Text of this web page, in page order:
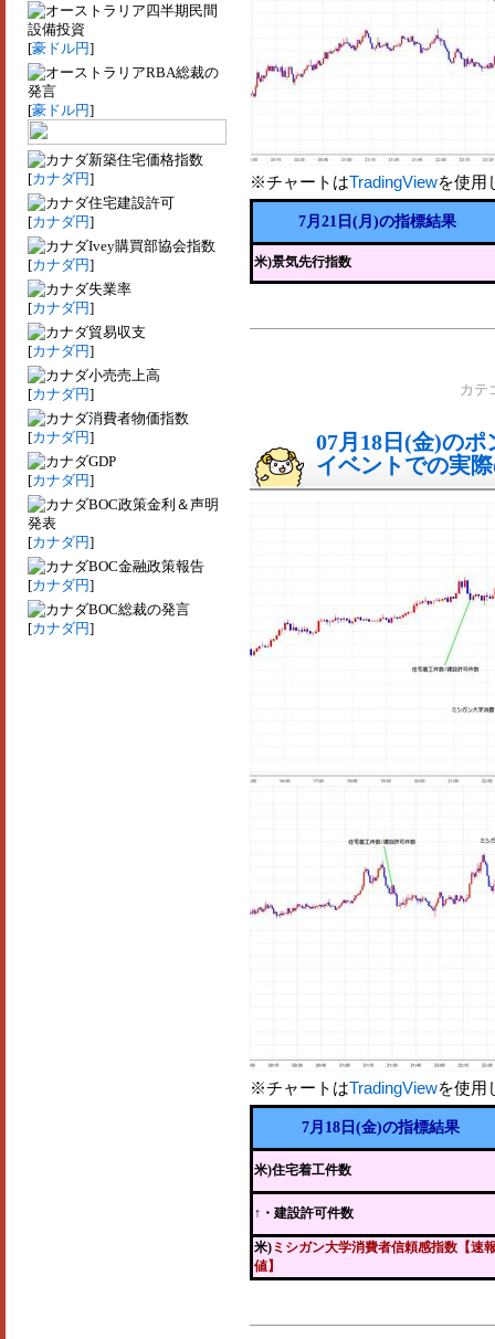
四半期民間
設備投資
[豪ドル円]
RBA総裁の
発言
[豪ドル円]
新築住宅価格指数
[カナダ円]
住宅建設許可
[カナダ円]
Ivey購買部協会指数
[カナダ円]
失業率
[カナダ円]
貿易収支
[カナダ円]
小売売上高
[カナダ円]
消費者物価指数
[カナダ円]
GDP
[カナダ円]
BOC政策金利＆声明
発表
[カナダ円]
BOC金融政策報告
[カナダ円]
BOC総裁の発言
[カナダ円]
※チャートはTradingViewを使用
7月21日(月)の指標結果
米)景気先行指数
カテ
07月18日(金)の
イベントでの実
※チャートはTradingViewを使用
7月18日(金)の指標結果
米)住宅着工件数
↑・建設許可件数
米) ミシガン大学消費者信頼感指数【速
値】